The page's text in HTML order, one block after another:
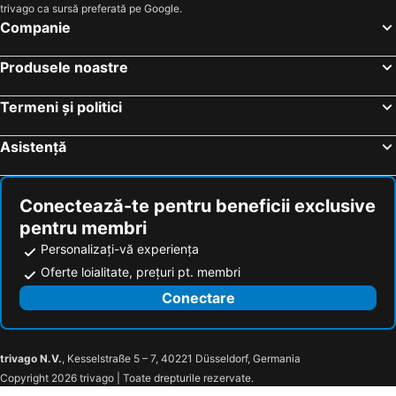
trivago ca sursă preferată pe Google.
Companie
Produsele noastre
Termeni și politici
Asistență
Conectează-te pentru beneficii exclusive
pentru membri
Personalizați-vă experiența
Oferte loialitate, prețuri pt. membri
Conectare
trivago N.V., Kesselstraße 5 – 7, 40221 Düsseldorf, Germania
Copyright 2026 trivago | Toate drepturile rezervate.